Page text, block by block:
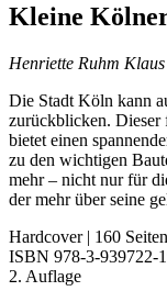
Kleine
Henriette Ruhm
Die Stadt Köln kann
zurückblicken. Dieser
bietet einen
zu den wichtigen
mehr – nicht nur für
der mehr über seine
Hardcover | 160
ISBN 978-3-939722-
2. Auflage